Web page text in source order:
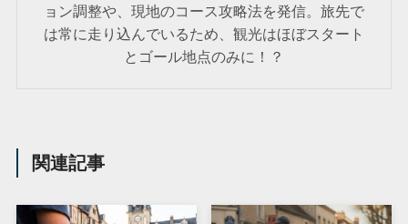
ョン調整や、現地のコース攻略法を発信。旅先で
は常に走り込んでいるため、観光はほぼスタート
とゴール地点のみに！？
関連記事